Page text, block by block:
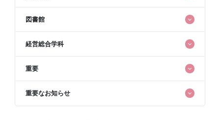
図書館
経営総合学科
重要
重要なお知らせ